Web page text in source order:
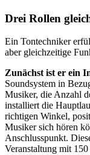
Drei Rollen
Ein Tontechniker
aber gleichzeitige
Zunächst ist er ein
Soundsystem in
Musiker, die Anzahl
installiert die
richtigen Winkel,
Musiker sich hören
Anschlusspunkt.
Veranstaltung mit